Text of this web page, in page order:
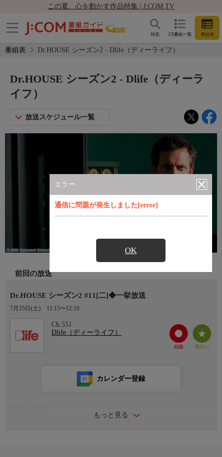
この夏、心を動かす作品特集 | J:COM TV
CS番組一覧 番組表
検索
番組表 Dr.HOUSE シーズン2 - Dlife（ディーライフ）
エラー
通信に問題が発生しました[error]
OK
Dr.HOUSE シーズン2 - Dlife（ディーラ
イフ）
放送スケジュール一覧
前回の放送
Dr.HOUSE シーズン2 #11[二]◆一挙放送
7月25日(土) 11:15〜12:10
Ch.551
Dlife（ディーライフ）
もっと見る
カレンダー登録